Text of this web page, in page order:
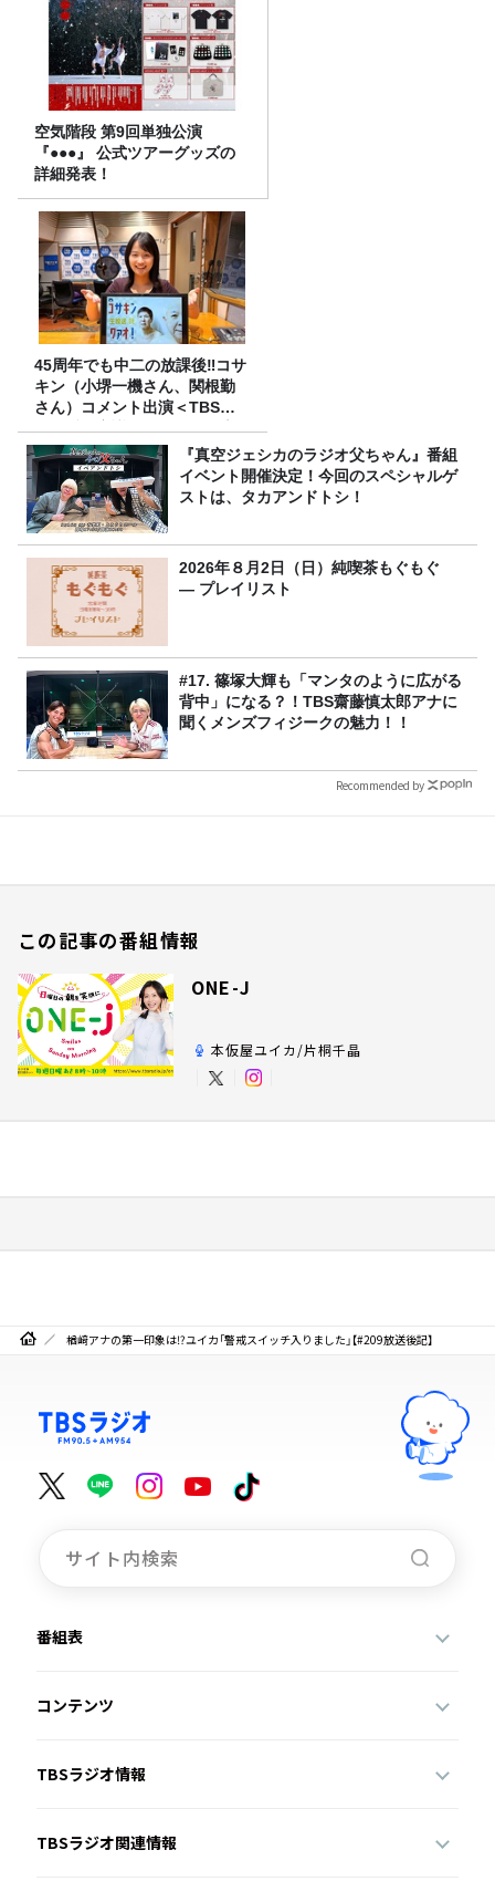
空気階段 第9回単独公演
『●●●』 公式ツアーグッズの
詳細発表！
45周年でも中二の放課後‼コサ
キン（小堺一機さん、関根勤
さん）コメント出演＜TBSラ
ジオ番組審議会からのご報告
＞
『真空ジェシカのラジオ父ちゃん』番組
イベント開催決定！今回のスペシャルゲ
ストは、タカアンドトシ！
2026年８月2日（日）純喫茶もぐもぐ
― プレイリスト
#17. 篠塚大輝も「マンタのように広がる
背中」になる？！TBS齋藤慎太郎アナに
聞くメンズフィジークの魅力！！
Recommended by
この記事の番組情報
ONE-J
本仮屋ユイカ/片桐千晶
楢﨑アナの第一印象は⁉ユイカ「警戒スイッチ入りました」【#209放送後記】
番組表
コンテンツ
TBSラジオ情報
TBSラジオ関連情報